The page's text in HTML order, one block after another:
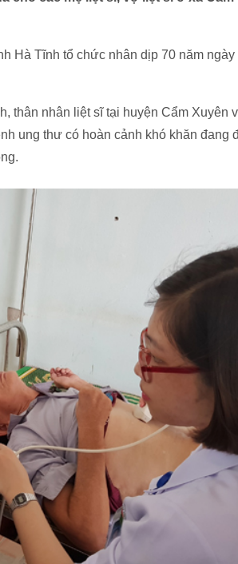
Hà Tĩnh tổ chức nhân dịp 70 năm
thân nhân liệt sĩ tại huyện Cẩm Xuyên
ung thư có hoàn cảnh khó khăn đang